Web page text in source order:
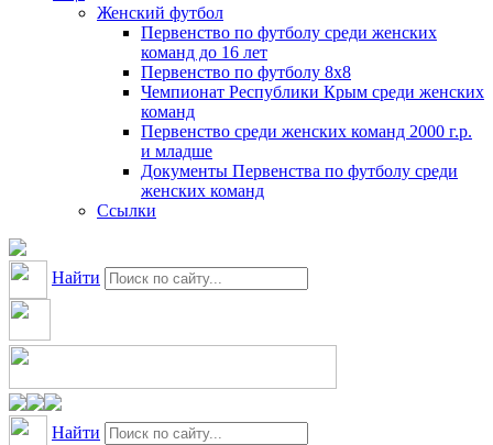
Женский футбол
Первенство по футболу среди женских
команд до 16 лет
Первенство по футболу 8х8
Чемпионат Республики Крым среди женских
команд
Первенство среди женских команд 2000 г.р.
и младше
Документы Первенства по футболу среди
женских команд
Ссылки
Найти
Найти